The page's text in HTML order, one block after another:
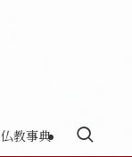
仏教事典